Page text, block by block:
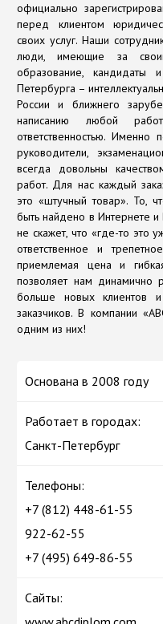
официально
перед клиентом
своих услуг. Наши
люди, имеющие за
образование,
Петербурга –
России и ближнего
написанию любой
ответственностью.
руководители,
всегда довольны
работ. Для нас каждый
это «штучный товар». То,
быть найдено в Интернете
не скажет, что «где-то это
ответственное и
приемлемая цена и
позволяет нам динамично
больше новых клиентов и
заказчиков. В компании
одним из них!
Основана в 2008 году
Работает в городах:
Санкт-Петербург
Телефоны:
+7 (812) 448-61-55
922-62-55
+7 (495) 649-86-55
Сайты: